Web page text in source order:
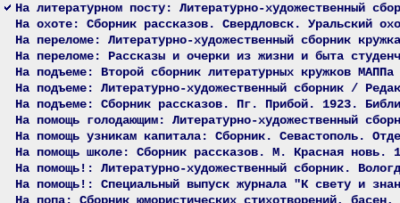
На литературном посту: Литературно-художественный
На охоте: Сборник рассказов. Свердловск. Уральский
На переломе: Литературно-художественный сборник
На переломе: Рассказы и очерки из жизни и быта
На подъеме: Второй сборник литературных кружков
На подъеме: Литературно-художественный сборник /
На подъеме: Сборник рассказов. Пг. Прибой. 1923.
На помощь голодающим: Литературно-художественный
На помощь узникам капитала: Сборник. Севастополь.
На помощь школе: Сборник рассказов. М. Красная новь.
На помощь!: Литературно-художественный сборник.
На помощь!: Специальный выпуск журнала "К свету и